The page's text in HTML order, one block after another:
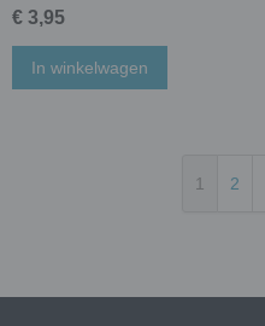
€ 3,95
In winkelwagen
1 2